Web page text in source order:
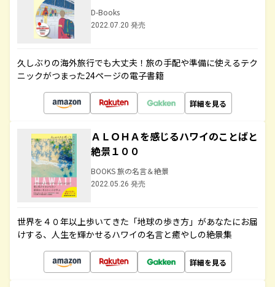
D-Books
2022.07.20 発売
久しぶりの海外旅行でも大丈夫！旅の手配や準備に使えるテク
ニックがつまった24ページの電子書籍
詳細を見る
ＡＬＯＨＡを感じるハワイのことばと
絶景１００
BOOKS 旅の名言＆絶景
2022.05.26 発売
世界を４０年以上歩いてきた「地球の歩き方」があなたにお届
けする、人生を輝かせるハワイの名言と癒やしの絶景集
詳細を見る